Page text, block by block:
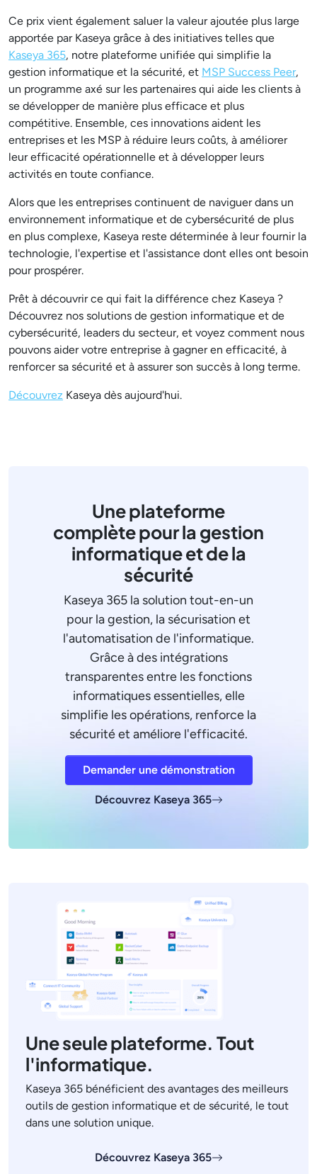
Ce prix vient également saluer la valeur ajoutée plus large
apportée par Kaseya grâce à des initiatives telles que
Kaseya 365, notre plateforme unifiée qui simplifie la
gestion informatique et la sécurité, et MSP Success Peer,
un programme axé sur les partenaires qui aide les clients à
se développer de manière plus efficace et plus
compétitive. Ensemble, ces innovations aident les
entreprises et les MSP à réduire leurs coûts, à améliorer
leur efficacité opérationnelle et à développer leurs
activités en toute confiance.
Alors que les entreprises continuent de naviguer dans un
environnement informatique et de cybersécurité de plus
en plus complexe, Kaseya reste déterminée à leur fournir la
technologie, l'expertise et l'assistance dont elles ont besoin
pour prospérer.
Prêt à découvrir ce qui fait la différence chez Kaseya ?
Découvrez nos solutions de gestion informatique et de
cybersécurité, leaders du secteur, et voyez comment nous
pouvons aider votre entreprise à gagner en efficacité, à
renforcer sa sécurité et à assurer son succès à long terme.
Découvrez Kaseya dès aujourd'hui.
Une plateforme
complète pour la gestion
informatique et de la
sécurité
Kaseya 365 la solution tout-en-un
pour la gestion, la sécurisation et
l'automatisation de l'informatique.
Grâce à des intégrations
transparentes entre les fonctions
informatiques essentielles, elle
simplifie les opérations, renforce la
sécurité et améliore l'efficacité.
Demander une démonstration
Découvrez Kaseya 365
Une seule plateforme. Tout
l'informatique.
Kaseya 365 bénéficient des avantages des meilleurs
outils de gestion informatique et de sécurité, le tout
dans une solution unique.
Découvrez Kaseya 365